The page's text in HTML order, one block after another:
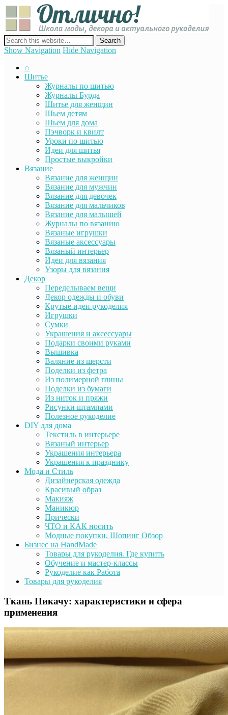
сайт о декоре, дизайне и моде, вязании, шитье и других видах
рукоделия
Show Navigation Hide Navigation
⌂
Шитье
Журналы по шитью
Журналы Бурда
Шитье для женщин
Шьем детям
Шьем для дома
Пэчворк и квилт
Уроки по шитью
Идеи для шитья
Простые выкройки
Вязание
Вязание для женщин
Вязание для мужчин
Вязание для девочек
Вязание для мальчиков
Вязание для малышей
Журналы по вязанию
Вязаные игрушки
Вязаные аксессуары
Вязаный интерьер
Идеи для вязания
Узоры для вязания
Декор
Переделываем вещи
Декор одежды и обуви
Крутые идеи рукоделия
Игрушки
Сумки
Украшения и аксессуары
Подарки своими руками
Вышивка
Валяние из шерсти
Поделки из фетра
Из полимерной глины
Поделки из бумаги
Из ниток и пряжи
Рисунки штампами
Полезное рукоделие
DIY для дома
Текстиль в интерьере
Вязаный интерьер
Украшения интерьера
Украшения к празднику
Мода и Стиль
Дизайнерская одежда
Красивый образ
Макияж
Маникюр
Прически
ЧТО и КАК носить
Модные покупки. Шопинг Обзор
Бизнес на HandMade
Товары для рукоделия. Где купить
Обучение и мастер-классы
Рукоделие как Работа
Товары для рукоделия
Ткань Пикачу: характеристики и сфера
применения